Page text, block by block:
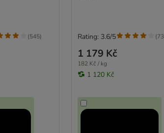
(545)
1 179 Kč
182 Kč / kg
1 120 Kč
Rating: 3.6/5 (73